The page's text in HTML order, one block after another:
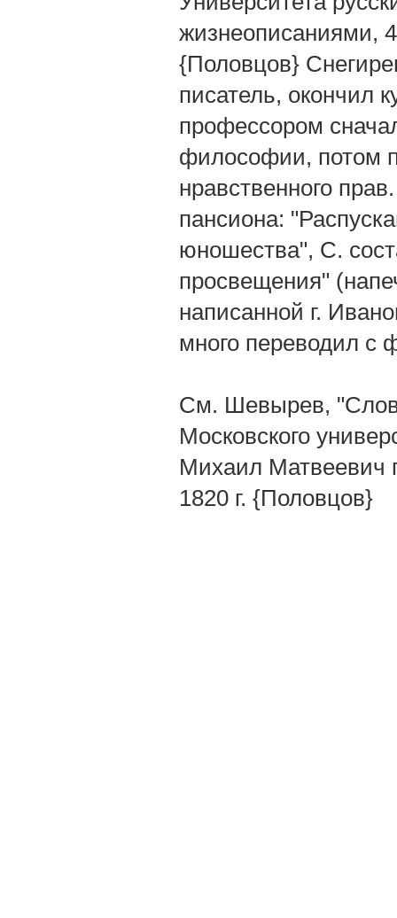
жизнеописаниями,
{Половцов}
писатель, окончил
профессором
философии, потом
нравственного
пансиона:
юношества", С.
просвещения"
написанной г.
много переводил с
См. Шевырев,
Московского
Михаил Матвеевич
1820 г. {Половцов}